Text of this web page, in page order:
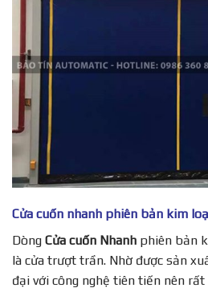
Cửa cuốn nhanh phiên bản kim
Dòng Cửa cuốn Nhanh phiên bản
là cửa trượt trần. Nhờ được sản
đại với công nghệ tiên tiến nên